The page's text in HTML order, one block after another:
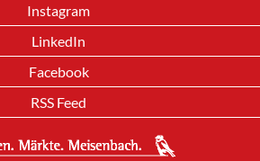
Instagram
LinkedIn
Facebook
RSS Feed